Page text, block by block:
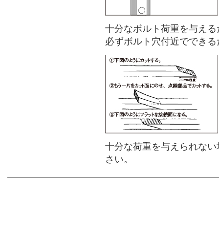
十分なボルト荷重を与える
必ずボルト穴付近ででき
十分な荷重を与えられな
さい。